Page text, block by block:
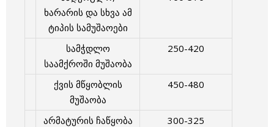
ხარარის და სხვა ამ
ტიპის სამუშაოები
სამჭდლო
საამქროში მუშაობა
250-420
ქვის მწყობლის
მუშაობა
450-480
არმატურის ჩაწყობა 300-325